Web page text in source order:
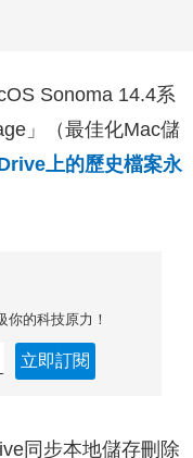
Sonoma 14.4系
」（最佳化Mac儲
上的歷史檔案永
你的科技原力！
立即訂閱
同步本地儲存刪除